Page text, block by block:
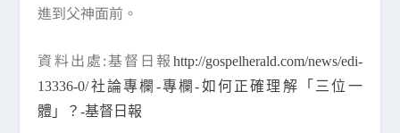
進到父神面前。
資料出處:基督日報 http://gospelherald.com/news/edi-
13336-0/社論專欄-專欄-如何正確理解「三位一
體」？-基督日報